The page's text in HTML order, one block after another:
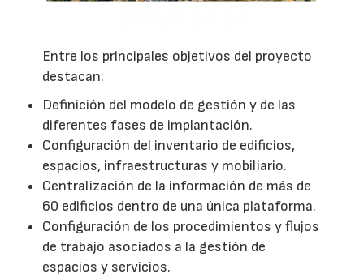
Entre los principales objetivos del proyecto
destacan:
Definición del modelo de gestión y de las
diferentes fases de implantación.
Configuración del inventario de edificios,
espacios, infraestructuras y mobiliario.
Centralización de la información de más de
60 edificios dentro de una única plataforma.
Configuración de los procedimientos y flujos
de trabajo asociados a la gestión de
espacios y servicios.